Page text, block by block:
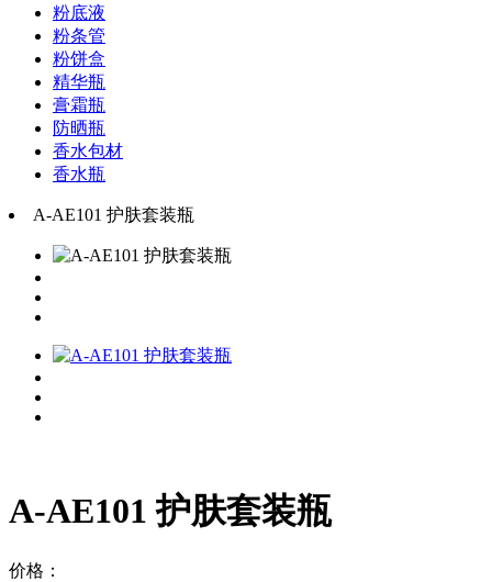
粉底液
粉条管
粉饼盒
精华瓶
膏霜瓶
防晒瓶
香水包材
香水瓶
A-AE101 护肤套装瓶
A-AE101 护肤套装瓶
价格：